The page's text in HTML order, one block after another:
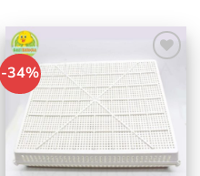
-34%
İstek
Listeme
Ekle